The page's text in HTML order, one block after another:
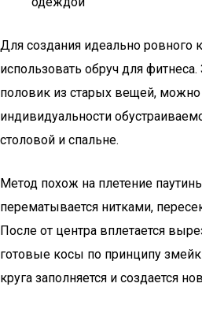
Для создания идеально ровного
использовать обруч для фитнеса.
половик из старых вещей,
индивидуальности
столовой и спальне.
Метод похож на плетение
перематывается нитками,
После от центра вплетается
готовые косы по принципу
круга заполняется и создается